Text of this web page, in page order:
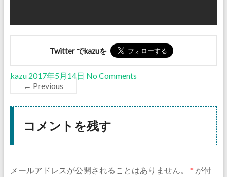
Twitter でkazuを
kazu 2017年5月14日 No Comments
← Previous
コメントを残す
メールアドレスが公開されることはありません。 * が付